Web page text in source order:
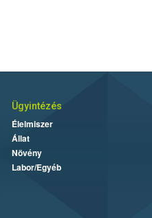
Ügyintézés
Élelmiszer
Állat
Növény
Labor/Egyéb